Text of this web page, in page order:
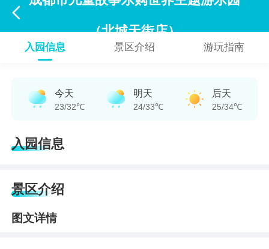

（北城天街店）
入园信息 景区介绍 游玩指南
今天
23/32℃
明天
24/33℃
后天
25/34℃
入园信息
景区介绍
图文详情